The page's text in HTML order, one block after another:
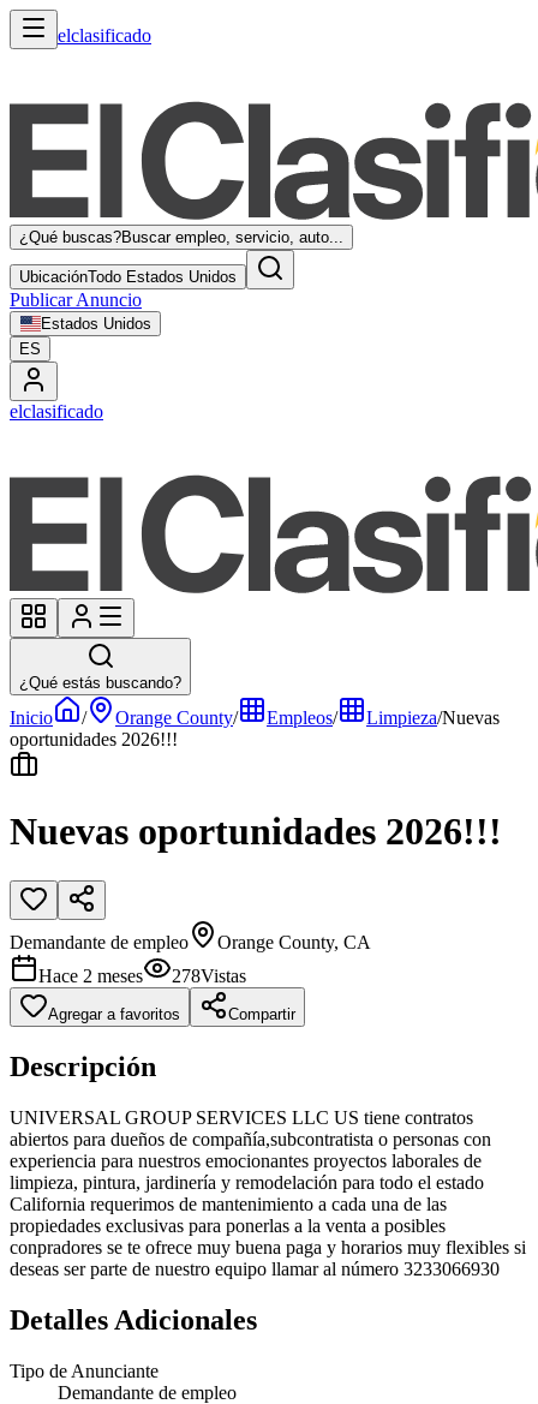
elclasificado
¿Qué buscas?Buscar empleo, servicio, auto...
UbicaciónTodo Estados Unidos
Publicar Anuncio
Estados Unidos
ES
elclasificado
¿Qué estás buscando?
Inicio / Orange County/ Empleos/ Limpieza/Nuevas
oportunidades 2026!!!
Nuevas oportunidades 2026!!!
Demandante de empleo
Orange County, CA
Hace 2 meses
278Vistas
Agregar a favoritos Compartir
Descripción
UNIVERSAL GROUP SERVICES LLC US tiene contratos
abiertos para dueños de compañía,subcontratista o personas con
experiencia para nuestros emocionantes proyectos laborales de
limpieza, pintura, jardinería y remodelación para todo el estado
California requerimos de mantenimiento a cada una de las
propiedades exclusivas para ponerlas a la venta a posibles
conpradores se te ofrece muy buena paga y horarios muy flexibles si
deseas ser parte de nuestro equipo llamar al número 3233066930
Detalles Adicionales
Tipo de Anunciante
Demandante de empleo